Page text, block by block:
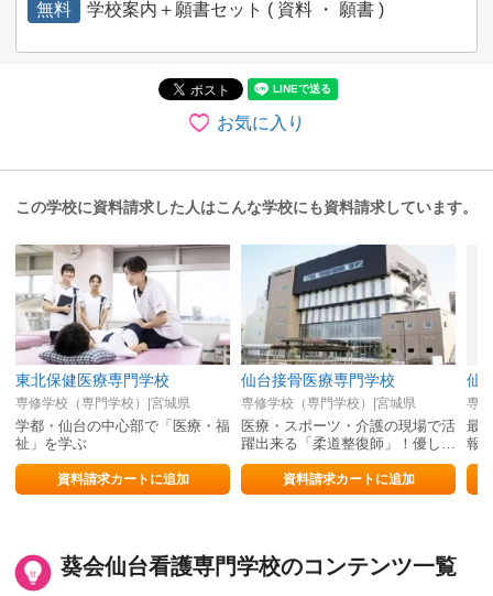
無料 学校案内＋願書セット ( 資料 ・ 願書 )
お気に入り
この学校に資料請求した人はこんな学校にも資料請求しています。
東北保健医療専門学校
専修学校（専門学校）|宮城県
学都・仙台の中心部で「医療・福
祉」を学ぶ
資料請求カートに追加
仙台接骨医療専門学校
専修学校（専門学校）|宮城県
医療・スポーツ・介護の現場で活
躍出来る「柔道整復師」！優しい
「心」、確かな「技術」で夢を叶
える！資料請求カートに追加
仙
専
最
報
介
葵会仙台看護専門学校のコンテンツ一覧